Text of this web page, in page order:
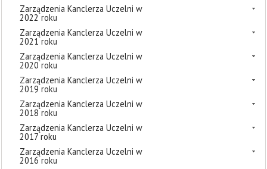
Zarządzenia Kanclerza Uczelni w
2022 roku
Zarządzenia Kanclerza Uczelni w
2021 roku
Zarządzenia Kanclerza Uczelni w
2020 roku
Zarządzenia Kanclerza Uczelni w
2019 roku
Zarządzenia Kanclerza Uczelni w
2018 roku
Zarządzenia Kanclerza Uczelni w
2017 roku
Zarządzenia Kanclerza Uczelni w
2016 roku